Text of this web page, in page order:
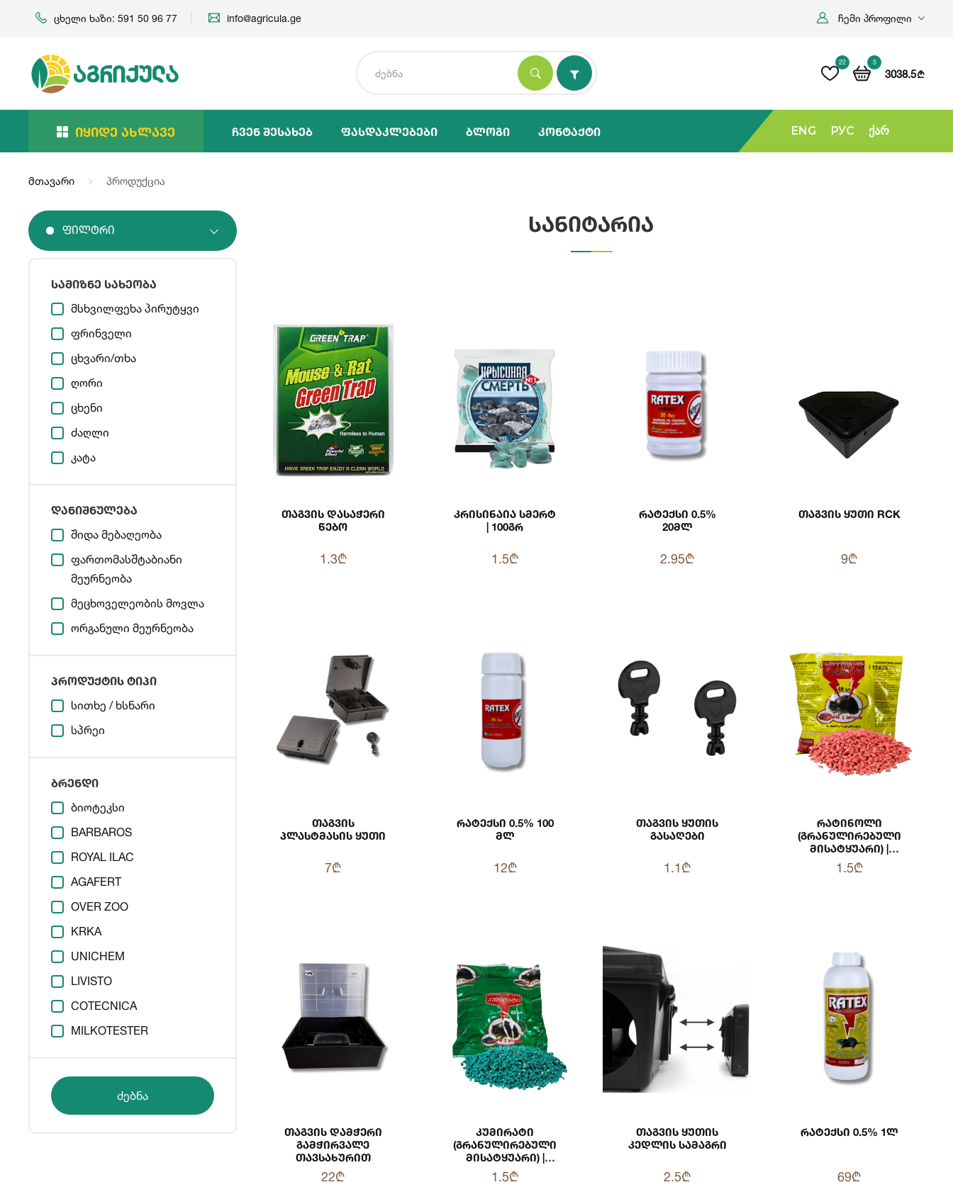
ცხელი ხაზი: 591 50 96 77 info@agricula.ge ჩემი პროფილი
22 5
3038.5b
Იყიდე Ახლავე Ჩვენ Შესახებ Ფასდაკლებები Ბლოგი Კონტაქტი ENG РУС Ქარ
მთავარი პროდუქცია
Ფილტრი
სამიზნე სახეობა
მსხვილფეხა პირუტყვი
ფრინველი
ცხვარი/თხა
ღორი
ცხენი
ძაღლი
კატა
დანიშნულება
შიდა მებაღეობა
ფართომასშტაბიანი
მეურნეობა
მეცხოველეობის მოვლა
ორგანული მეურნეობა
პროდუქტის ტიპი
სითხე / ხსნარი
სპრეი
ბრენდი
ბიოტეკსი
BARBAROS
ROYAL ILAC
AGAFERT
OVER ZOO
KRKA
UNICHEM
LIVISTO
COTECNICA
MILKOTESTER
ძებნა
სანიტარია
Თაგვის Დასაჭერი
Წებო
1.3₾
Კრისინაია Სმერტ
| 100გრ
1.5₾
Რატექსი 0.5%
20მლ
2.95₾
Თაგვის Ყუთი RCK
9₾
Თაგვის
Პლასტმასის Ყუთი
7₾
Რატექსი 0.5% 100
Მლ
12₾
Თაგვის Ყუთის
Გასაღები
1.1₾
Რატინოლი
(გრანულირებული
Მისატყუარი) |
60გრ
1.5₾
Თაგვის Დამჭერი
Გამჭირვალე
Თავსახურით
22₾
Კუმირატი
(გრანულირებული
Მისატყუარი) |
60გრ
1.5₾
Თაგვის Ყუთის
Კედლის Სამაგრი
2.5₾
Რატექსი 0.5% 1ლ
69₾